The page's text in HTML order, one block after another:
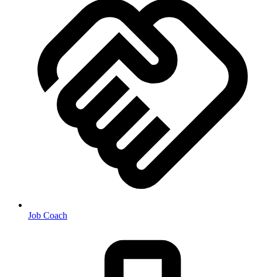
Job Coach